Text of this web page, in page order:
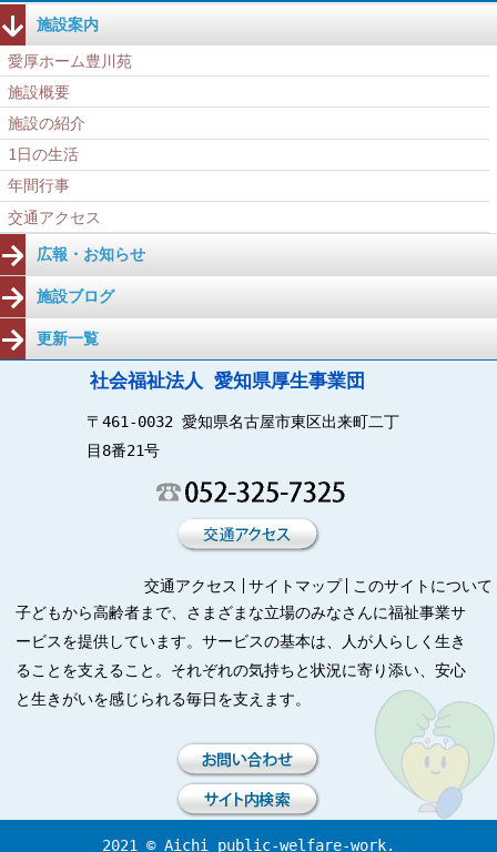
施設案内
愛厚ホーム豊川苑
施設概要
施設の紹介
1日の生活
年間行事
交通アクセス
広報・お知らせ
施設ブログ
更新一覧
社会福祉法人 愛知県厚生事業団
〒461-0032 愛知県名古屋市東区出来町二丁
目8番21号
交通アクセス サイトマップ
このサイトについて
子どもから高齢者まで、さまざまな立場のみなさんに福祉事業サ
ービスを提供しています。サービスの基本は、人が人らしく生き
ることを支えること。それぞれの気持ちと状況に寄り添い、安心
と生きがいを感じられる毎日を支えます。
2021 © Aichi public-welfare-work.